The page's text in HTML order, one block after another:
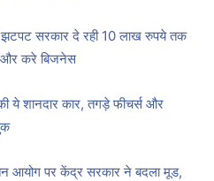
सरकार दे रही 10 लाख रुपये तक
और करे बिजनेस
शानदार कार, तगड़े फीचर्स और
पर केंद्र सरकार ने बदला मूड,